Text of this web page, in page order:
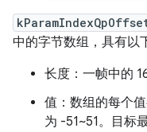
中的字节数组，具有以
长度：一帧中的
值：数组的每个
为 -51~51。目标